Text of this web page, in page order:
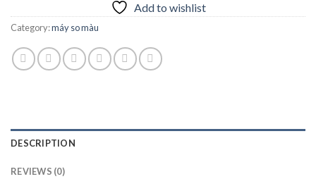
Add to wishlist
Category:máy so màu
DESCRIPTION
REVIEWS (0)